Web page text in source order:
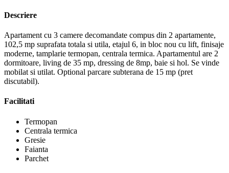
Descriere
Apartament cu 3 camere decomandate compus din 2 apartamente,
102,5 mp suprafata totala si utila, etajul 6, in bloc nou cu lift, finisaje
moderne, tamplarie termopan, centrala termica. Apartamentul are 2
dormitoare, living de 35 mp, dressing de 8mp, baie si hol. Se vinde
mobilat si utilat. Optional parcare subterana de 15 mp (pret
discutabil).
Facilitati
Termopan
Centrala termica
Gresie
Faianta
Parchet